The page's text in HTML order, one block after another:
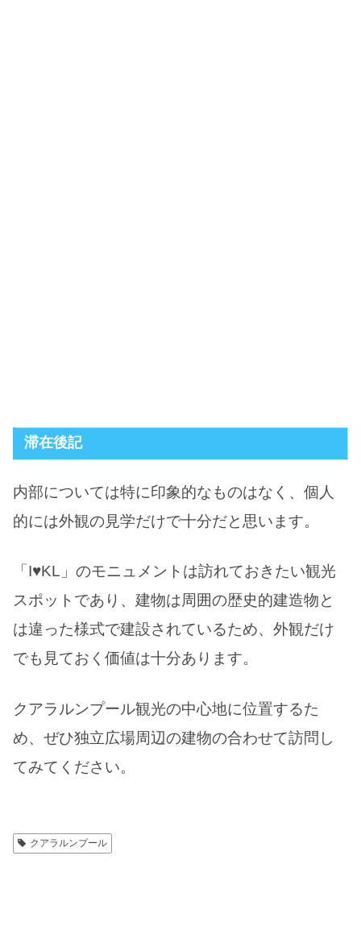
滞在後記
内部については特に印象的なものはなく、個人
的には外観の見学だけで十分だと思います。
「I♥KL」のモニュメントは訪れておきたい観光
スポットであり、建物は周囲の歴史的建造物と
は違った様式で建設されているため、外観だけ
でも見ておく価値は十分あります。
クアラルンプール観光の中心地に位置するた
め、ぜひ独立広場周辺の建物の合わせて訪問し
てみてください。
クアラルンプール